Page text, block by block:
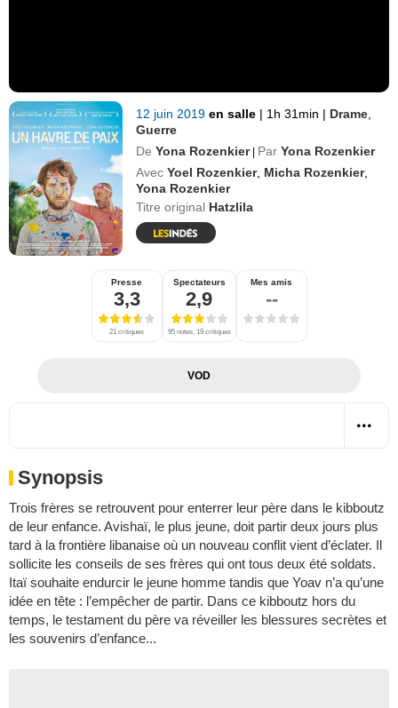
12 juin 2019en salle | 1h 31min | Drame
Guerre
De Yona Rozenkier | Par Yona Rozenkier
Avec Yoel Rozenkier, Micha Rozenkier,
Yona Rozenkier
Titre original Hatzlila
Presse
3,3
21 critiques
Spectateurs
2,9
95 notes, 19 critiques
Mes amis
--
VOD
Synopsis
Trois frères se retrouvent pour enterrer leur père dans le kibboutz
de leur enfance. Avishaï, le plus jeune, doit partir deux jours plus
tard à la frontière libanaise où un nouveau conflit vient d’éclater. Il
sollicite les conseils de ses frères qui ont tous deux été soldats.
Itaï souhaite endurcir le jeune homme tandis que Yoav n’a qu’une
idée en tête : l’empêcher de partir. Dans ce kibboutz hors du
temps, le testament du père va réveiller les blessures secrètes et
les souvenirs d’enfance...